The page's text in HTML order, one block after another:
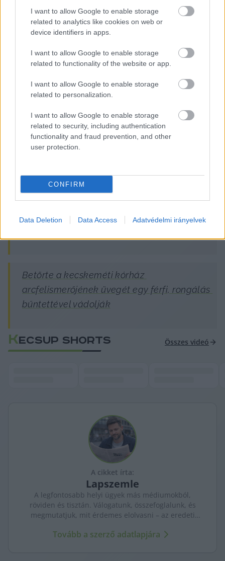
I want to allow Google to enable storage
related to analytics like cookies on web or
device identifiers in apps.
I want to allow Google to enable storage
related to functionality of the website or app.
I want to allow Google to enable storage
related to personalization.
I want to allow Google to enable storage
related to security, including authentication
functionality and fraud prevention, and other
user protection.
CONFIRM
Data Deletion Data Access Adatvédelmi irányelvek
Korábban a Telexnek arról is beszámolt, hogy
szerepét addig tudja jól betölteni, amíg a párt
tiszteletben tartja szellemi függetlenségét.
Kapcsolódó írásaink:
Betörte a kecskeméti kórház
arcfelismerőjének üvegét egy férfi, rongálás
bűntettével vádolják
KECSUP SHORTS Összes videó
A cikket írta:
Lapszemle
A legfontosabb helyi ügyek más médiumokból,
röviden és tisztán. Válogatunk, összefoglalunk, és
megmutatjuk, mit érdemes elolvasni – az eredeti
Tovább a szerző adatlapjára